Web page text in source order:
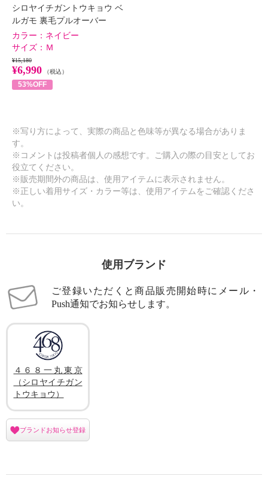
シロヤイチガントウキョウ ベ
ルガモ 裏毛プルオーバー
カラー： ネイビー
サイズ： Ｍ
¥15,180
¥6,990 （税込）
53%OFF
※写り方によって、実際の商品と色味等が異なる場合がありま
す。
※コメントは投稿者個人の感想です。ご購入の際の目安としてお
役立てください。
※販売期間外の商品は、使用アイテムに表示されません。
※正しい着用サイズ・カラー等は、使用アイテムをご確認くださ
い。
使用ブランド
ご登録いただくと商品販売開始時にメール・
Push通知でお知らせします。
４６８一丸東京
（シロヤイチガン
トウキョウ）
ブランドお知らせ登録